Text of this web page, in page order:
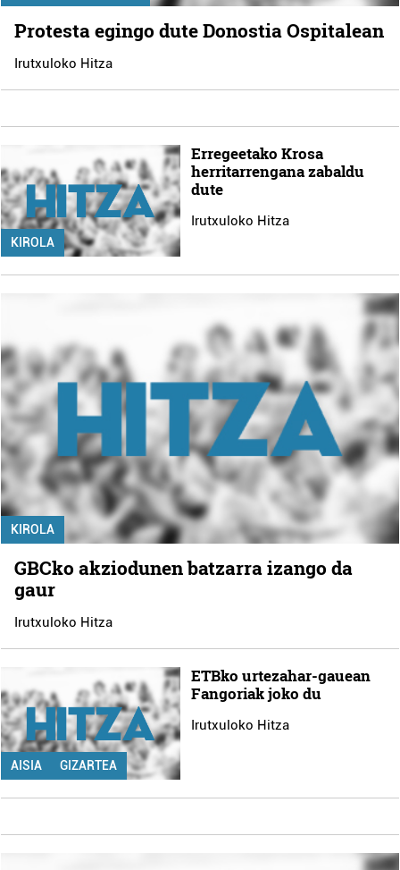
Protesta egingo dute Donostia Ospitalean
Irutxuloko Hitza
KIROLA
Erregeetako Krosa
herritarrengana zabaldu
dute
Irutxuloko Hitza
KIROLA
GBCko akziodunen batzarra izango da
gaur
Irutxuloko Hitza
AISIA GIZARTEA
ETBko urtezahar-gauean
Fangoriak joko du
Irutxuloko Hitza